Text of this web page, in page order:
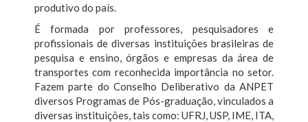
produtivo do país.
É formada por professores, pesquisadores e
profissionais de diversas instituições brasileiras de
pesquisa e ensino, órgãos e empresas da área de
transportes com reconhecida importância no setor.
Fazem parte do Conselho Deliberativo da ANPET
diversos Programas de Pós-graduação, vinculados a
diversas instituições, tais como: UFRJ, USP, IME, ITA,